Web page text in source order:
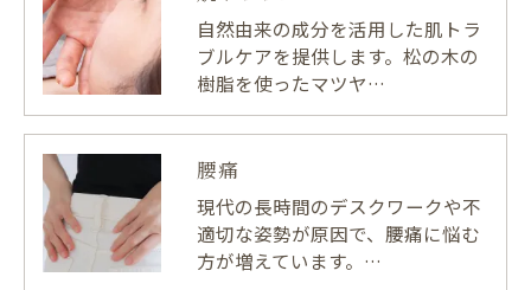
自然由来の成分を活用した肌トラ
ブルケアを提供します。松の木の
樹脂を使ったマツヤ…
腰痛
現代の長時間のデスクワークや不
適切な姿勢が原因で、腰痛に悩む
方が増えています。…